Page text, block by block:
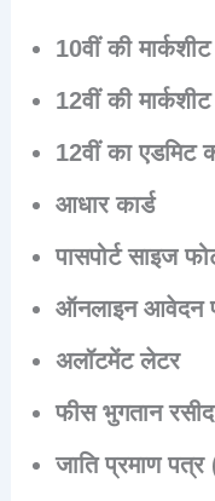
10वीं की मार्कशीट
12वीं की मार्कशीट
12वीं का एडमिट
आधार कार्ड
पासपोर्ट साइज
ऑनलाइन आवेदन
अलॉटमेंट लेटर
फीस भुगतान रसीद
जाति प्रमाण पत्र